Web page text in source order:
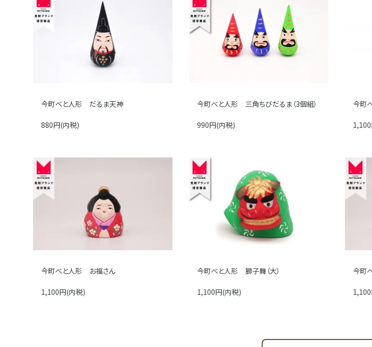
今町べと人形 だるま天神
880円(内税)
今町べと人形 三角ちびだるま（3個組）
990円(内税)
今町
今町べと人形 お福さん
1,100円(内税)
今町べと人形 獅子舞（大）
1,100円(内税)
今町